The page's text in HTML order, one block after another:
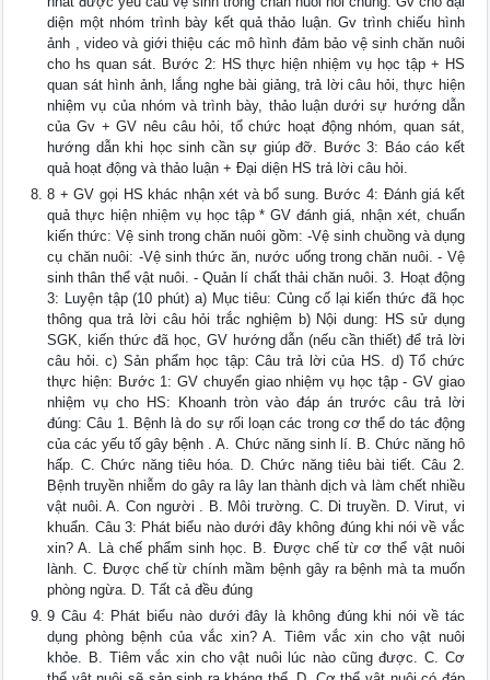
diện một nhóm trình bày kết quả thảo luận. Gv trình chiếu hình
ảnh , video và giới thiệu các mô hình đảm bảo vệ sinh chăn nuôi
cho hs quan sát. Bước 2: HS thực hiện nhiệm vụ học tập + HS
quan sát hình ảnh, lắng nghe bài giảng, trả lời câu hỏi, thực hiện
nhiệm vụ của nhóm và trình bày, thảo luận dưới sự hướng dẫn
của Gv + GV nêu câu hỏi, tổ chức hoạt động nhóm, quan sát,
hướng dẫn khi học sinh cần sự giúp đỡ. Bước 3: Báo cáo kết
quả hoạt động và thảo luận + Đại diện HS trả lời câu hỏi.
8 + GV gọi HS khác nhận xét và bổ sung. Bước 4: Đánh giá kết
quả thực hiện nhiệm vụ học tập * GV đánh giá, nhận xét, chuẩn
kiến thức: Vệ sinh trong chăn nuôi gồm: -Vệ sinh chuồng và dụng
cụ chăn nuôi: -Vệ sinh thức ăn, nước uống trong chăn nuôi. - Vệ
sinh thân thể vật nuôi. - Quản lí chất thải chăn nuôi. 3. Hoạt động
3: Luyện tập (10 phút) a) Mục tiêu: Củng cố lại kiến thức đã học
thông qua trả lời câu hỏi trắc nghiệm b) Nội dung: HS sử dụng
SGK, kiến thức đã học, GV hướng dẫn (nếu cần thiết) để trả lời
câu hỏi. c) Sản phẩm học tập: Câu trả lời của HS. d) Tổ chức
thực hiện: Bước 1: GV chuyển giao nhiệm vụ học tập - GV giao
nhiệm vụ cho HS: Khoanh tròn vào đáp án trước câu trả lời
đúng: Câu 1. Bệnh là do sự rối loạn các trong cơ thể do tác động
của các yếu tố gây bệnh . A. Chức năng sinh lí. B. Chức năng hô
hấp. C. Chức năng tiêu hóa. D. Chức năng tiêu bài tiết. Câu 2.
Bệnh truyền nhiễm do gây ra lây lan thành dịch và làm chết nhiều
vật nuôi. A. Con người . B. Môi trường. C. Di truyền. D. Virut, vi
khuẩn. Câu 3: Phát biểu nào dưới đây không đúng khi nói về vắc
xin? A. Là chế phẩm sinh học. B. Được chế từ cơ thể vật nuôi
lành. C. Được chế từ chính mầm bệnh gây ra bệnh mà ta muốn
phòng ngừa. D. Tất cả đều đúng
9 Câu 4: Phát biểu nào dưới đây là không đúng khi nói về tác
dụng phòng bệnh của vắc xin? A. Tiêm vắc xin cho vật nuôi
khỏe. B. Tiêm vắc xin cho vật nuôi lúc nào cũng được. C. Cơ